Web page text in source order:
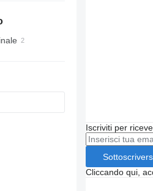
Iscriviti per
Cliccando qui,